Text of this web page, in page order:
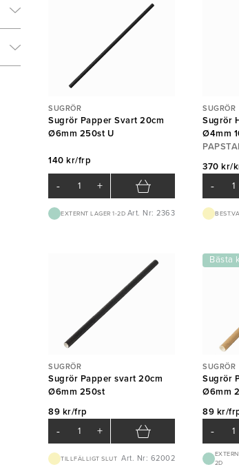
SUGRÖR
Sugrör Papper Svart 20cm
Ø6mm 250st U
140 kr/frp
- +
EXTERNT LAGER 1-2D Art. Nr: 2363
SUGRÖR
Sugrör
Ø4mm
370 kr/
-
SUGRÖR
Sugrör Papper svart 20cm
Ø6mm 250st
89 kr/frp
- +
TILLFÄLLIGT SLUT Art. Nr: 62002
Bästa
SUGRÖR
Sugrör
Ø6mm
89 kr/
-
2D